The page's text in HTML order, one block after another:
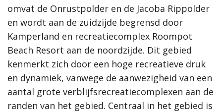
Relatie en samenhang met andere visies en beleid
De effecten op de fysieke leefomgeving
Rol van de gemeente
Van visie naar uitvoering
Contact
Zoeken
omvat de Onrustpolder en de Jacoba Rippolder
en wordt aan de zuidzijde begrensd door
Kamperland en recreatiecomplex Roompot
Beach Resort aan de noordzijde. Dit gebied
kenmerkt zich door een hoge recreatieve druk
en dynamiek, vanwege de aanwezigheid van een
aantal grote verblijfsrecreatiecomplexen aan de
randen van het gebied. Centraal in het gebied is